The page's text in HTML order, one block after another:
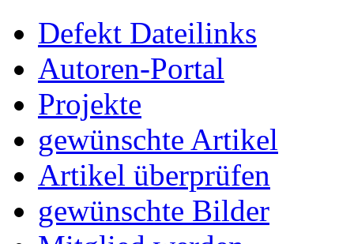
Defekt Dateilinks
Autoren-Portal
Projekte
gewünschte Artikel
Artikel überprüfen
gewünschte Bilder